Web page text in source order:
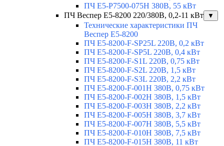
ПЧ E5-Р7500-075H 380В, 55 кВт
ПЧ Веспер E5-8200 220/380В, 0,2-11 кВт
▼
Технические характеристики ПЧ
Веспер E5-8200
ПЧ E5-8200-F-SP25L 220В, 0,2 кВт
ПЧ E5-8200-F-SP5L 220В, 0,4 кВт
ПЧ E5-8200-F-S1L 220В, 0,75 кВт
ПЧ E5-8200-F-S2L 220В, 1,5 кВт
ПЧ E5-8200-F-S3L 220В, 2,2 кВт
ПЧ E5-8200-F-001H 380В, 0,75 кВт
ПЧ E5-8200-F-002H 380В, 1,5 кВт
ПЧ E5-8200-F-003H 380В, 2,2 кВт
ПЧ E5-8200-F-005H 380В, 3,7 кВт
ПЧ E5-8200-F-007H 380В, 5,5 кВт
ПЧ E5-8200-F-010H 380В, 7,5 кВт
ПЧ E5-8200-F-015H 380В, 11 кВт